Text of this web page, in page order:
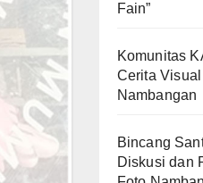
Fain”
Komunitas
Cerita
Nambangan
Bincang
Diskusi dan